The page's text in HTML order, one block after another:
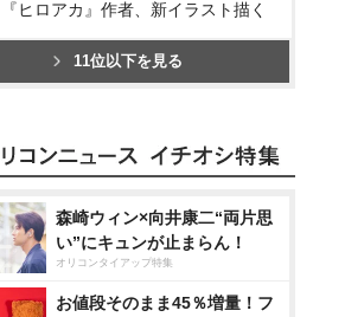
『ヒロアカ』作者、新イラスト描く
11位以下を見る
森崎ウィン×向井康二“両片思
い”にキュンが止まらん！
オリコンタイアップ特集
お値段そのまま45％増量！フ